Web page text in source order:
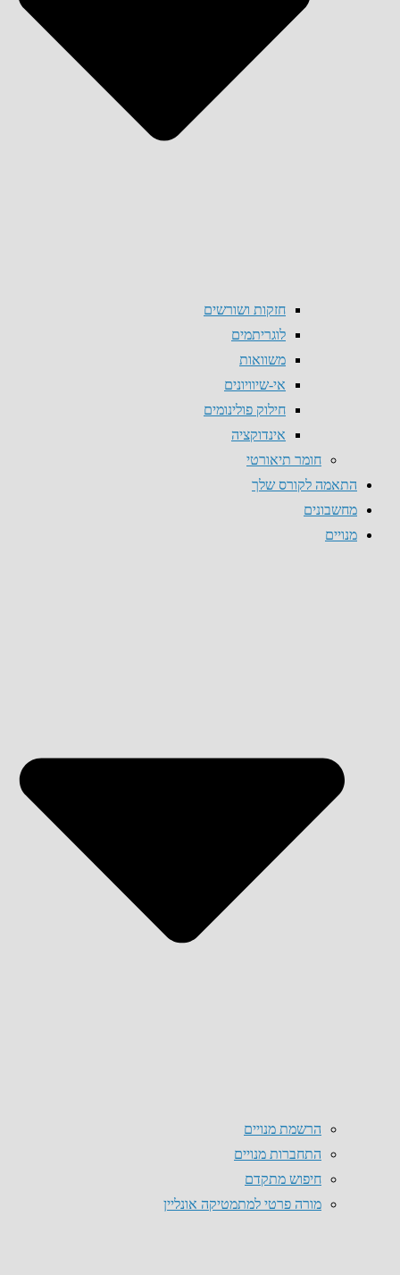
חזקות ושורשים
לוגריתמים
משוואות
אי-שיוויונים
חילוק פולינומים
אינדוקציה
חומר תיאורטי
התאמה לקורס שלך
מחשבונים
מנויים
הרשמת מנויים
התחברות מנויים
חיפוש מתקדם
מורה פרטי למתמטיקה אונליין